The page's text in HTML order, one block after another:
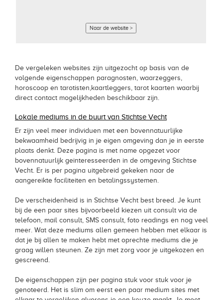
Naar de website >
De vergeleken websites zijn uitgezocht op basis van de
volgende eigenschappen paragnosten, waarzeggers,
horoscoop en tarotisten,kaartleggers, tarot kaarten waarbij
direct contact mogelijkheden beschikbaar zijn.
Lokale mediums in de buurt van Stichtse Vecht
Er zijn veel meer individuen met een bovennatuurlijke
bekwaamheid bedrijvig in je eigen omgeving dan je in eerste
plaats denkt. Deze pagina is met name opgezet voor
bovennatuurlijk geinteresseerden in de omgeving Stichtse
Vecht. Er is per pagina uitgebreid gekeken naar de
aangereikte faciliteiten en betalingssystemen.
De verscheidenheid is in Stichtse Vecht best breed. Je kunt
bij de een paar sites bijvoorbeeld kiezen uit consult via de
telefoon, mail consult, SMS consult, foto readings en nog veel
meer. Wat deze mediums allen gemeen hebben met elkaar is
dat je bij allen te maken hebt met oprechte mediums die je
graag willen steunen. Ze zijn met zorg voor je uitgekozen en
gescreend.
De eigenschappen zijn per pagina stuk voor stuk voor je
genoteerd. Het is slim om eerst een paar medium sites met